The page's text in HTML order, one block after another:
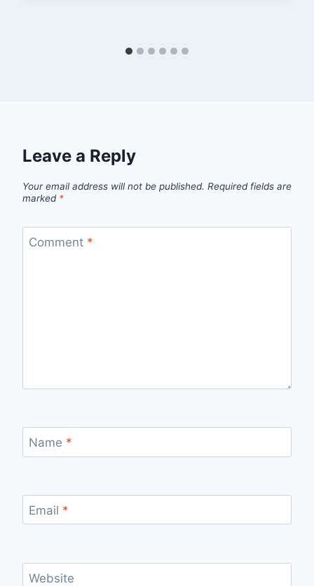
Leave a Reply
Your email address will not be published. Required fields are
marked *
Comment *
Name *
Email *
Website